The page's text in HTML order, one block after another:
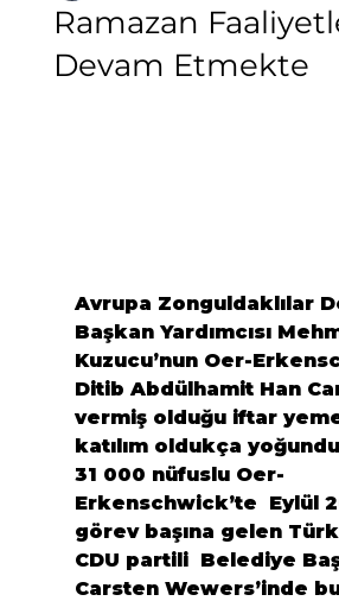
Ramazan
Devam Etmekte
Avrupa Zonguldaklılar
Başkan Yardımcısı
Kuzucu’nun Oer-
Ditib Abdülhamit Han
vermiş olduğu iftar
katılım oldukça
31 000 nüfuslu Oer-
Erkenschwick’te  Eylül
görev başına gelen
CDU partili  Belediye
Carsten Wewers’inde